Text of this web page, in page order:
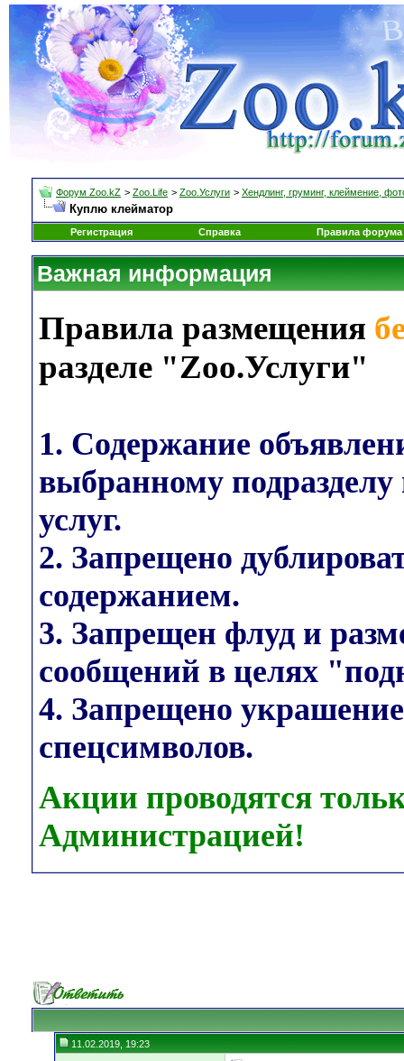
Форум Zoo.kZ > Zoo.Life > Zoo.Услуги > Хендлинг, груминг, клеймение,
Куплю клейматор
Регистрация Справка Правила форума
Важная информация
Правила размещения
разделе "Zoo.Услуги"
1. Содержание
выбранному
услуг.
2. Запрещено
содержанием.
3. Запрещен флуд и
сообщений в целях
4. Запрещено
спецсимволов.
Акции проводятся
Администрацией!
11.02.2019, 19:23